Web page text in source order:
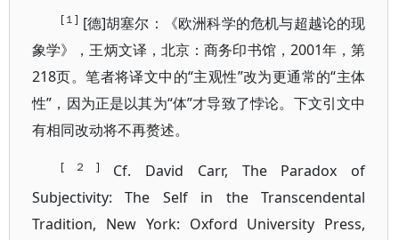
[１] [德]胡塞尔：《欧洲科学的危机与超越论的现
象学》，王炳文译，北京：商务印书馆，2001年，第
218页。笔者将译文中的“主观性”改为更通常的“主体
性”，因为正是以其为“体”才导致了悖论。下文引文中
有相同改动将不再赘述。
[２]
Cf. David Carr, The Paradox of
Subjectivity: The Self in the Transcendental
Tradition, New York: Oxford University Press,